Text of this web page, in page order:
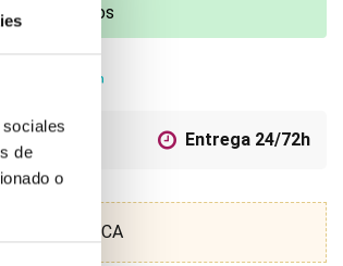
de
o
asesoramos
Entrega 24/72h
TIENDA FÍSICA